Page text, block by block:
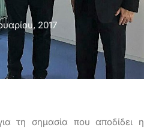
2017
τη σημασία που αποδίδει η